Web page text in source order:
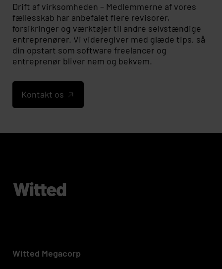
Drift af virksomheden – Medlemmerne af vores
fællesskab har anbefalet flere revisorer,
forsikringer og værktøjer til andre selvstændige
entreprenører. Vi videregiver med glæde tips, så
din opstart som software freelancer og
entreprenør bliver nem og bekvem.
Kontakt os
Witted Megacorp